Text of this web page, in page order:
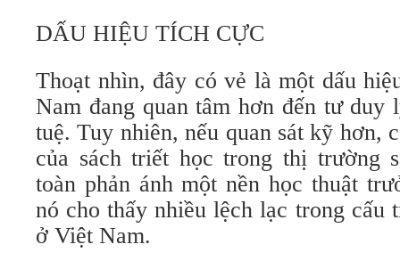
DẤU HIỆU TÍCH CỰC
Thoạt nhìn, đây có vẻ là một dấu
Nam đang quan tâm hơn đến tư
tuệ. Tuy nhiên, nếu quan sát kỹ hơn,
của sách triết học trong thị trường
toàn phản ánh một nền học thuật
nó cho thấy nhiều lệch lạc trong cấu
ở Việt Nam.